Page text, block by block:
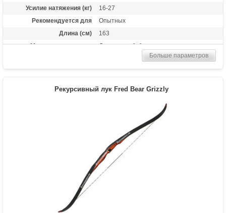
Усилие натяжения (кг)
16-27
Рекомендуется для
Опытных
Длина (см)
163
Материалы изделия
Древесина бубинга
Развлечение, охотаБольше параметров
Рекурсивный лук Fred Bear Grizzly